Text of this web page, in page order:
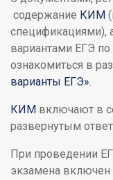
содержание КИМ
спецификациями),
вариантами ЕГЭ
ознакомиться в
варианты ЕГЭ».
КИМ включают в
развернутым
При проведении
экзамена включен